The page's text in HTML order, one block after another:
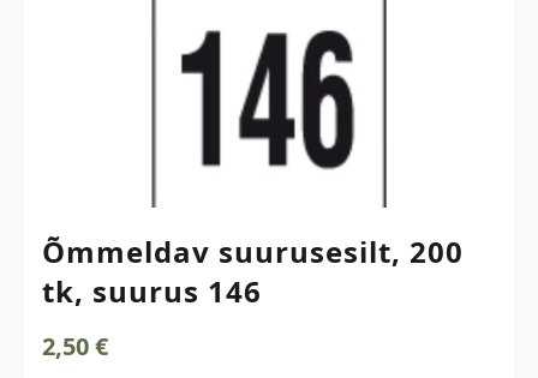
Õmmeldav suurusesilt, 200
tk, suurus 146
2,50€